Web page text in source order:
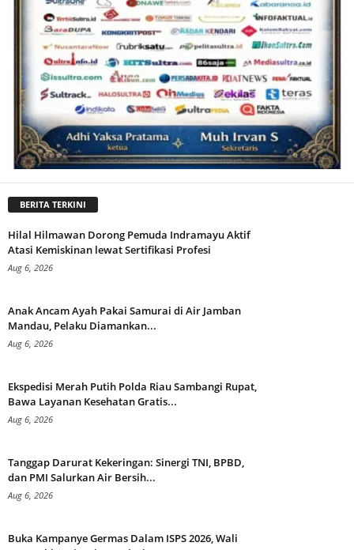
BERITA TERKINI
Hilal Hilmawan Dorong Pemuda Indramayu Aktif
Atasi Kemiskinan lewat Sertifikasi Profesi
Aug 6, 2026
Anak Ancam Ayah Pakai Samurai di Air Jamban
Mandau, Pelaku Diamankan...
Aug 6, 2026
Ekspedisi Merah Putih Polda Riau Sambangi Rupat,
Bawa Layanan Kesehatan Gratis...
Aug 6, 2026
Tanggap Darurat Kekeringan: Sinergi TNI, BPBD,
dan PMI Salurkan Air Bersih...
Aug 6, 2026
Buka Kampanye Germas Dalam ISPS 2026, Wali